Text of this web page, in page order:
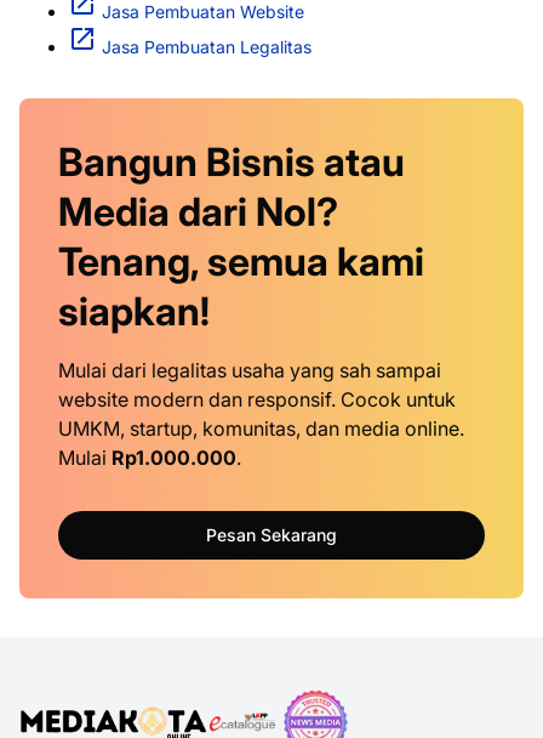
Jasa Pembuatan Website
Jasa Pembuatan Legalitas
Bangun Bisnis atau
Media dari Nol?
Tenang, semua kami
siapkan!
Mulai dari legalitas usaha yang sah sampai
website modern dan responsif. Cocok untuk
UMKM, startup, komunitas, dan media online.
Mulai Rp1.000.000.
Pesan Sekarang